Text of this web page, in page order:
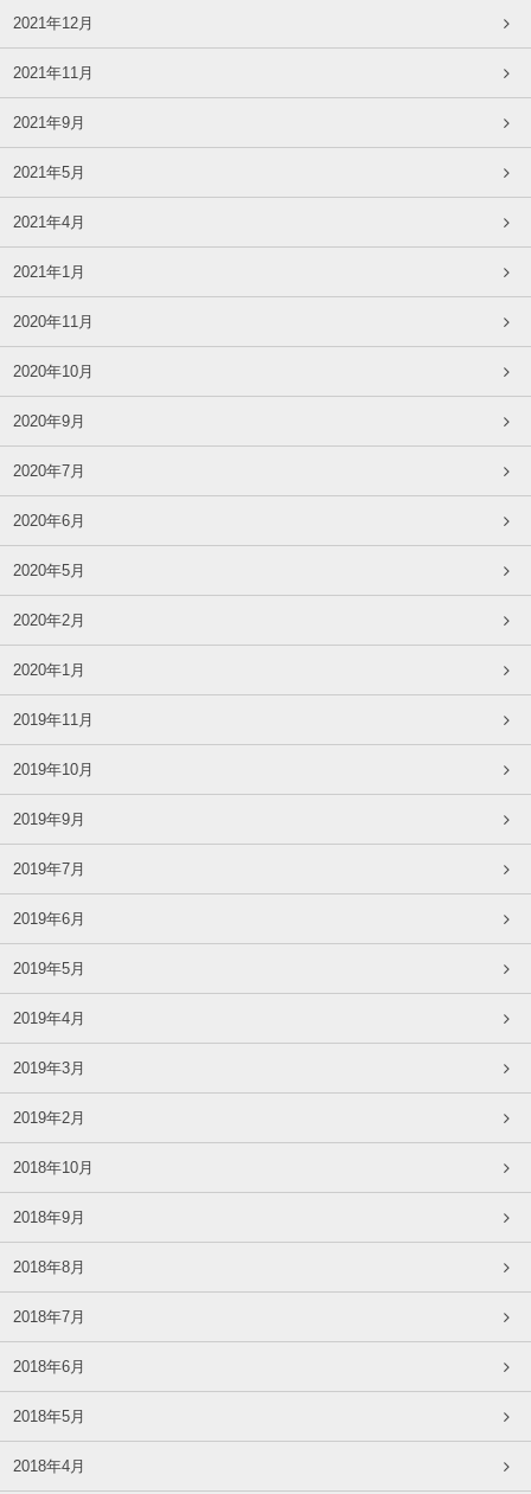
2021年12月
2021年11月
2021年9月
2021年5月
2021年4月
2021年1月
2020年11月
2020年10月
2020年9月
2020年7月
2020年6月
2020年5月
2020年2月
2020年1月
2019年11月
2019年10月
2019年9月
2019年7月
2019年6月
2019年5月
2019年4月
2019年3月
2019年2月
2018年10月
2018年9月
2018年8月
2018年7月
2018年6月
2018年5月
2018年4月